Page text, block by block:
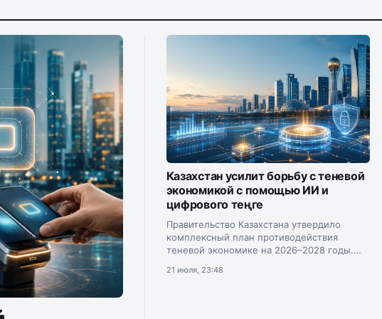
Казахстан усилит борьбу с теневой
экономикой с помощью ИИ и
цифрового теңге
Правительство Казахстана утвердило
комплексный план противодействия
теневой экономике на 2026–2028 годы.
Олжас Бектенов.
21 июля, 23:48